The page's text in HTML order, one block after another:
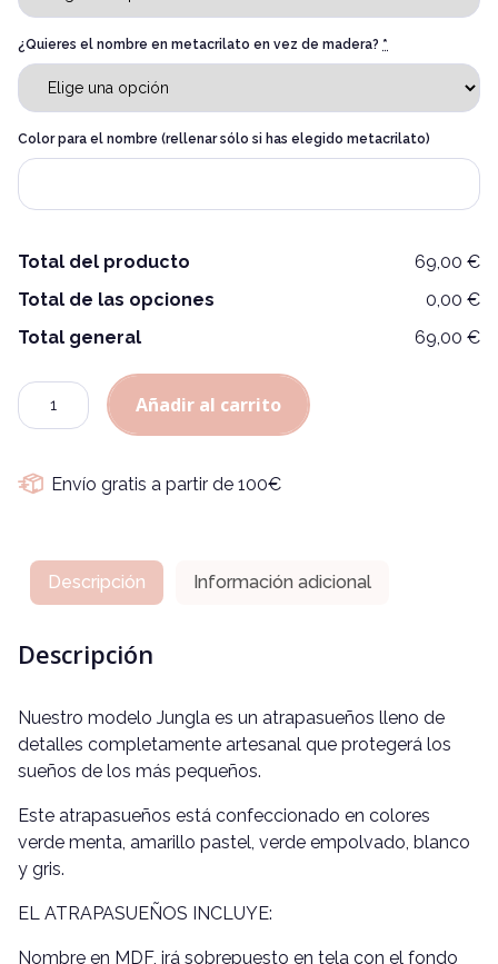
¿Quieres el nombre en metacrilato en vez de madera? *
Color para el nombre (rellenar sólo si has elegido metacrilato)
Total del producto
69,00 €
Total de las opciones
0,00 €
Total general
69,00 €
Cantidad
Añadir al carrito
Alternative:
Envío gratis a partir de 100€
Descripción Información adicional
Descripción
Nuestro modelo Jungla es un atrapasueños lleno de
detalles completamente artesanal que protegerá los
sueños de los más pequeños.
Este atrapasueños está confeccionado en colores
verde menta, amarillo pastel, verde empolvado, blanco
y gris.
EL ATRAPASUEÑOS INCLUYE:
Nombre en MDF, irá sobrepuesto en tela con el fondo